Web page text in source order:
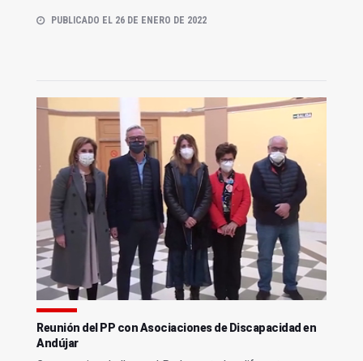
PUBLICADO EL 26 DE ENERO DE 2022
Reunión del PP con Asociaciones de Discapacidad en
Andújar